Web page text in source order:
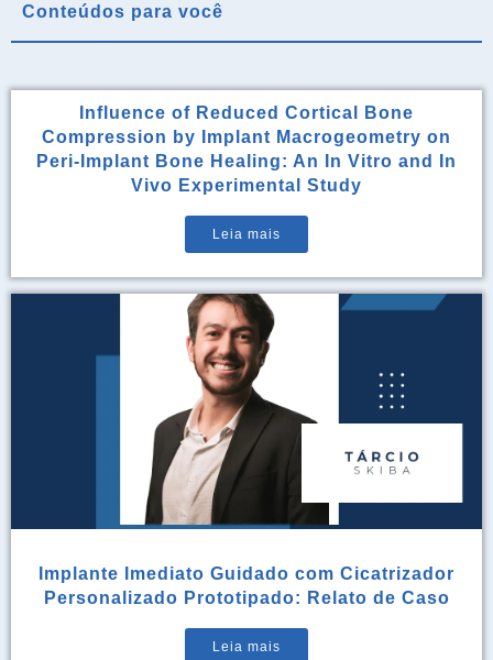
Conteúdos para você
Influence of Reduced Cortical Bone
Compression by Implant Macrogeometry on
Peri-Implant Bone Healing: An In Vitro and In
Vivo Experimental Study
Leia mais
Implante Imediato Guidado com Cicatrizador
Personalizado Prototipado: Relato de Caso
Leia mais